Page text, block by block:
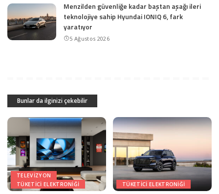
Menzilden güvenliğe kadar baştan aşağı ileri
teknolojiye sahip Hyundai IONIQ 6, fark
yaratıyor
5 Ağustos 2026
Bunlar da ilginizi çekebilir
TELEVIZYON
TÜKETICI ELEKTRONIĞI
TÜKETICI ELEKTRONIĞI